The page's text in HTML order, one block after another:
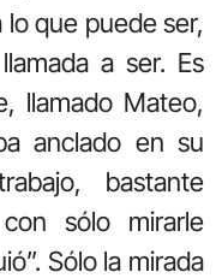
que puede ser,
a ser. Es
llamado Mateo,
anclado en su
bastante
sólo mirarle
Sólo la mirada